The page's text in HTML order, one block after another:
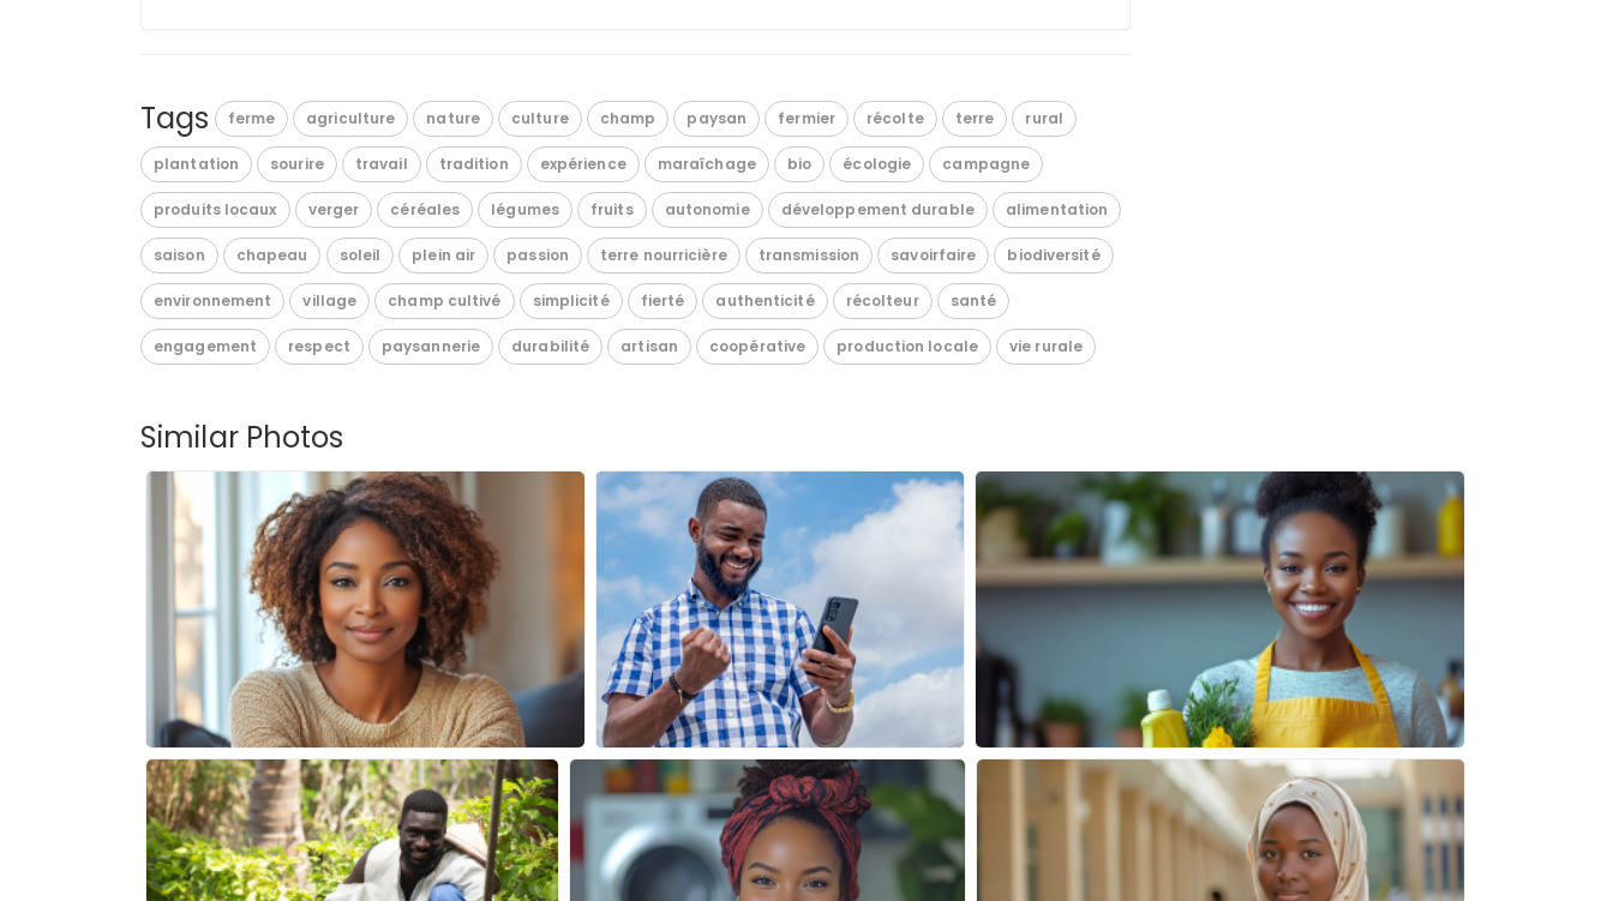
Tags ferme agriculture nature culture champ paysan fermier récolte terre rural
plantation sourire travail tradition expérience maraîchage bio écologie campagne
produits locaux verger céréales légumes fruits autonomie développement durable alimentation
saison chapeau soleil plein air passion terre nourricière transmission savoirfaire biodiversité
environnement village champ cultivé simplicité fierté authenticité récolteur santé
engagement respect paysannerie durabilité artisan coopérative production locale vie rurale
Similar Photos